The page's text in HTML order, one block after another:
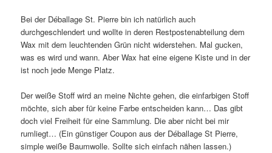
Bei der Déballage St. Pierre bin ich natürlich auch
durchgeschlendert und wollte in deren Restpostenabteilung dem
Wax mit dem leuchtenden Grün nicht widerstehen. Mal gucken,
was es wird und wann. Aber Wax hat eine eigene Kiste und in der
ist noch jede Menge Platz.
Der weiße Stoff wird an meine Nichte gehen, die einfarbigen Stoff
möchte, sich aber für keine Farbe entscheiden kann… Das gibt
doch viel Freiheit für eine Sammlung. Die aber nicht bei mir
rumliegt… (Ein günstiger Coupon aus der Déballage St Pierre,
simple weiße Baumwolle. Sollte sich einfach nähen lassen.)